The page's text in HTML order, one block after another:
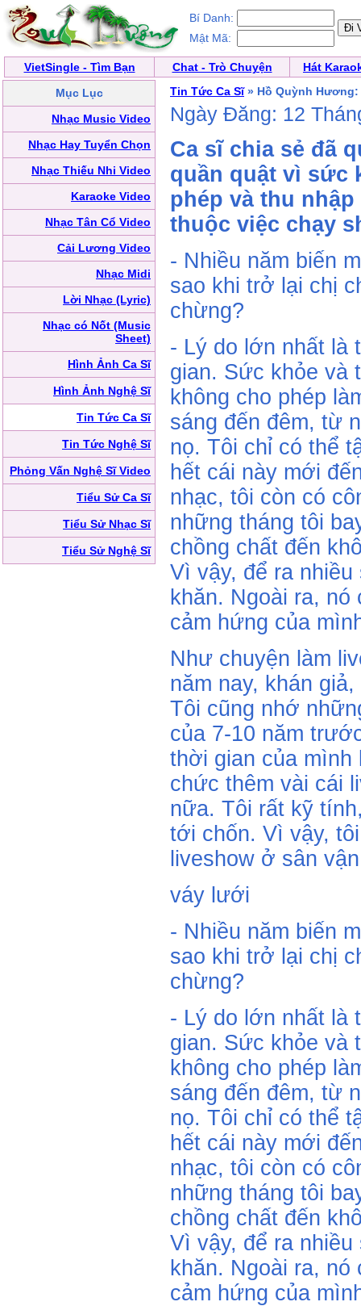
Bí Danh:
Mật Mã:
VietSingle - Tìm Bạn Chat - Trò Chuyện
Hát
Mục Lục
Nhạc Music Video
Nhạc Hay Tuyển Chọn
Nhạc Thiếu Nhi Video
Karaoke Video
Nhạc Tân Cổ Video
Cải Lương Video
Nhạc Midi
Lời Nhạc (Lyric)
Nhạc có Nốt (Music
Sheet)
Hình Ảnh Ca Sĩ
Hình Ảnh Nghệ Sĩ
Tin Tức Ca Sĩ
Tin Tức Nghệ Sĩ
Phỏng Vấn Nghệ Sĩ Video
Tiểu Sử Ca Sĩ
Tiểu Sử Nhạc Sĩ
Tiểu Sử Nghệ Sĩ
Tin Tức Ca Sĩ» Hồ Quỳnh Hương:
Ngày Đăng: 12
Ca sĩ chia sẻ đã
quần quật vì sức
phép và thu
thuộc việc chạy
- Nhiều năm biến
sao khi trở lại chị
chừng?
- Lý do lớn nhất là
gian. Sức khỏe và
không cho phép
sáng đến đêm, từ
nọ. Tôi chỉ có thể
hết cái này mới
nhạc, tôi còn có
những tháng tôi
chồng chất đến
Vì vậy, để ra
khăn. Ngoài ra, nó
cảm hứng của
Như chuyện làm
năm nay, khán
Tôi cũng nhớ
của 7-10 năm
thời gian của mình
chức thêm vài cái
nữa. Tôi rất kỹ
tới chốn. Vì vậy,
liveshow ở sân
váy lưới
- Nhiều năm biến
sao khi trở lại chị
chừng?
- Lý do lớn nhất là
gian. Sức khỏe và
không cho phép
sáng đến đêm, từ
nọ. Tôi chỉ có thể
hết cái này mới
nhạc, tôi còn có
những tháng tôi
chồng chất đến
Vì vậy, để ra
khăn. Ngoài ra, nó
cảm hứng của